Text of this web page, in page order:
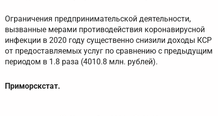
Ограничения предпринимательской деятельности,
вызванные мерами противодействия коронавирусной
инфекции в 2020 году существенно снизили доходы КСР
от предоставляемых услуг по сравнению с предыдущим
периодом в 1.8 раза (4010.8 млн. рублей).
Приморскстат.